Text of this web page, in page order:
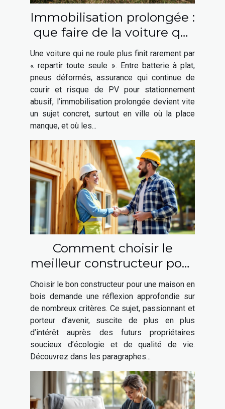
Immobilisation prolongée :
que faire de la voiture qui
ne roule plus ?
Une voiture qui ne roule plus finit rarement par
« repartir toute seule ». Entre batterie à plat,
pneus déformés, assurance qui continue de
courir et risque de PV pour stationnement
abusif, l’immobilisation prolongée devient vite
un sujet concret, surtout en ville où la place
manque, et où les...
Comment choisir le
meilleur constructeur pour
votre maison en bois ?
Choisir le bon constructeur pour une maison en
bois demande une réflexion approfondie sur
de nombreux critères. Ce sujet, passionnant et
porteur d’avenir, suscite de plus en plus
d’intérêt auprès des futurs propriétaires
soucieux d’écologie et de qualité de vie.
Découvrez dans les paragraphes...